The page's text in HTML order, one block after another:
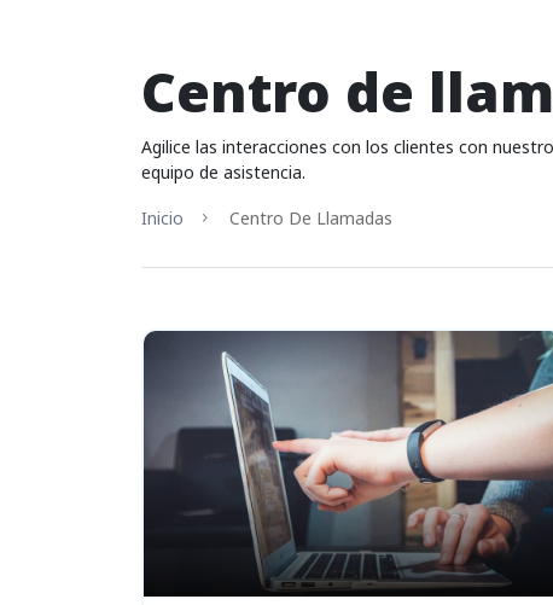
Centro de
Agilice las interacciones con los clientes con
equipo de asistencia.
Inicio
Centro De Llamadas